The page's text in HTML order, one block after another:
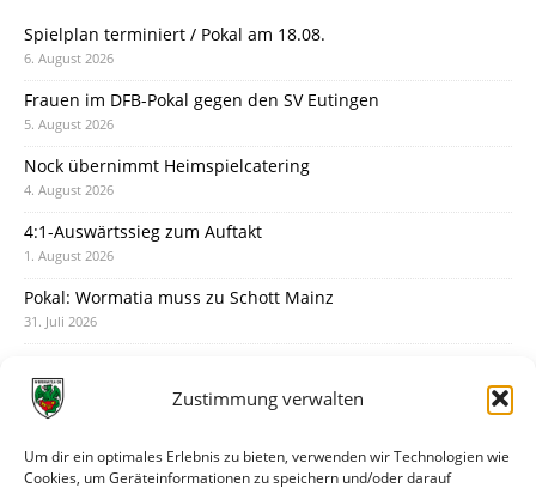
Zustimmung verwalten
Um dir ein optimales Erlebnis zu bieten, verwenden wir Technologien wie
Cookies, um Geräteinformationen zu speichern und/oder darauf
Spielplan terminiert / Pokal am 18.08.
6. August 2026
Frauen im DFB-Pokal gegen den SV Eutingen
5. August 2026
Nock übernimmt Heimspielcatering
4. August 2026
4:1-Auswärtssieg zum Auftakt
1. August 2026
Pokal: Wormatia muss zu Schott Mainz
31. Juli 2026
30. Juli 2026
28. Juli 2026